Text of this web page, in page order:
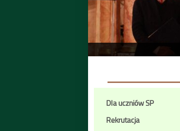
menu
boczne
Dla uczniów SP
Rekrutacja